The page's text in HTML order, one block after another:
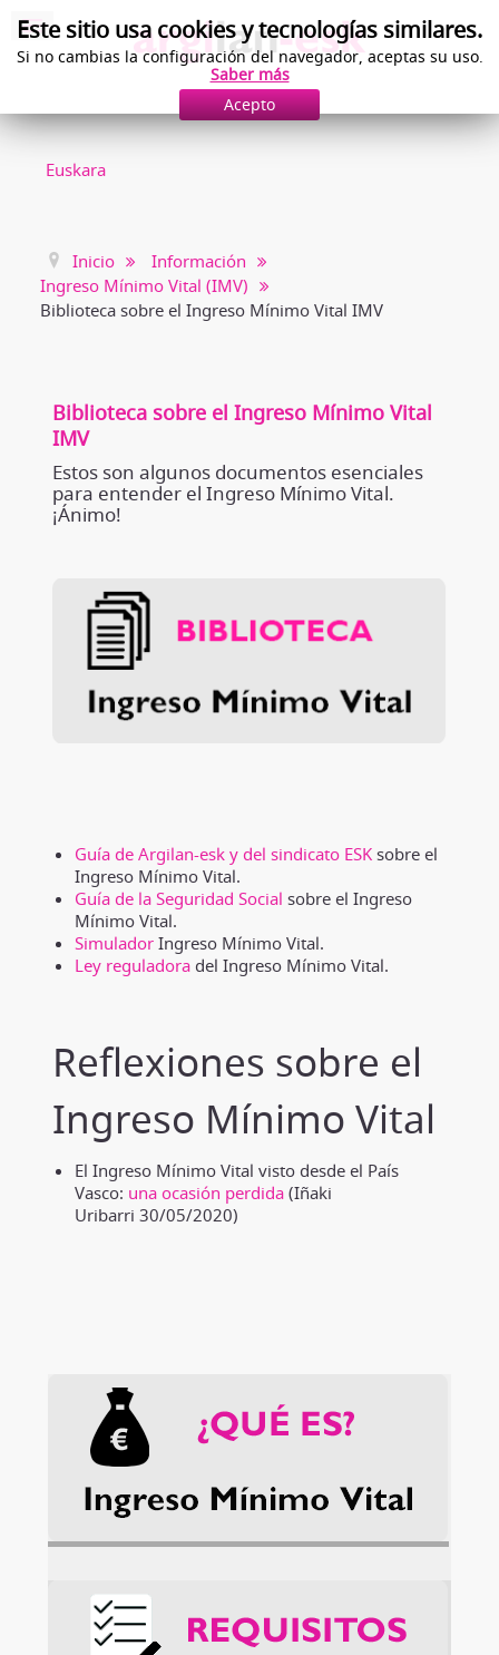
Euskara
Inicio
Información
Ingreso Mínimo Vital (IMV)
Biblioteca sobre el Ingreso Mínimo Vital IMV
Biblioteca sobre el Ingreso Mínimo Vital
IMV
Estos son algunos documentos esenciales
para entender el Ingreso Mínimo Vital.
¡Ánimo!
Guía de Argilan-esk y del sindicato ESK sobre el
Ingreso Mínimo Vital.
Guía de la Seguridad Social sobre el Ingreso
Mínimo Vital.
SimuladorIngreso Mínimo Vital.
Ley reguladoradel Ingreso Mínimo Vital.
Reflexiones sobre el
Ingreso Mínimo Vital
El Ingreso Mínimo Vital visto desde el País
Vasco: una ocasión perdida(Iñaki
Uribarri 30/05/2020)
Este sitio usa cookies y tecnologías similares.
Si no cambias la configuración del navegador, aceptas su uso.
Saber más
Acepto